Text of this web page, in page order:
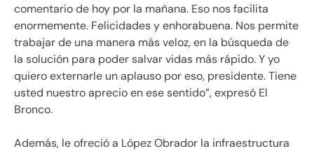
comentario de hoy por la mañana. Eso nos facilita
enormemente. Felicidades y enhorabuena. Nos permite
trabajar de una manera más veloz, en la búsqueda de
la solución para poder salvar vidas más rápido. Y yo
quiero externarle un aplauso por eso, presidente. Tiene
usted nuestro aprecio en ese sentido”, expresó El
Bronco.
Además, le ofreció a López Obrador la infraestructura